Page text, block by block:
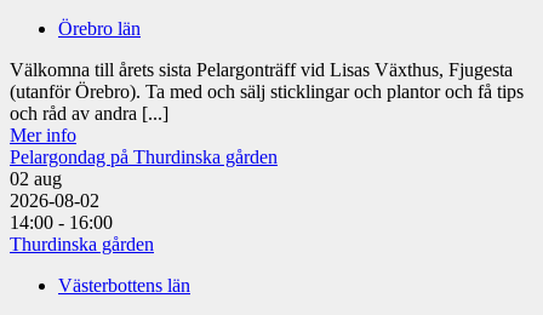
Örebro län
Välkomna till årets sista Pelargonträff vid Lisas Växthus, Fjugesta
(utanför Örebro). Ta med och sälj sticklingar och plantor och få tips
och råd av andra [...]
Mer info
Pelargondag på Thurdinska gården
02 aug
2026-08-02
14:00 - 16:00
Thurdinska gården
Västerbottens län